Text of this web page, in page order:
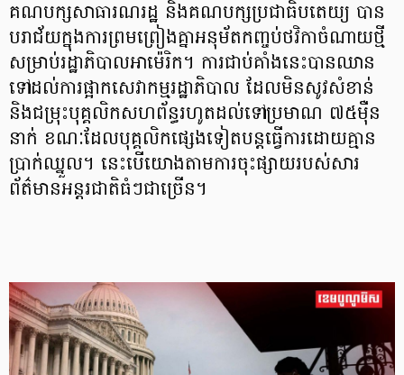
គណបក្សសាធារណរដ្ឋ និងគណបក្សប្រជាធិបតេយ្យ បាន
បរាជ័យក្នុងការព្រមព្រៀងគ្នាអនុម័តកញ្ចប់ថវិកាចំណាយថ្មី
សម្រាប់រដ្ឋាភិបាលអាម៉េរិក។ ការជាប់គាំងនេះបានឈាន
ទៅដល់ការផ្អាកសេវាកម្មរដ្ឋាភិបាល ដែលមិនសូវសំខាន់
និងជម្រុះបុគ្គលិកសហព័ន្ធរហូតដល់ទៅប្រមាណ ៧៥ម៉ឺន
នាក់ ខណៈដែលបុគ្គលិកផ្សេងទៀតបន្តធ្វើការដោយគ្មាន
ប្រាក់ឈ្នួល។ នេះបើយោងតាមការចុះផ្សាយរបស់សារ
ព័ត៌មានអន្តរជាតិធំៗជាច្រើន។